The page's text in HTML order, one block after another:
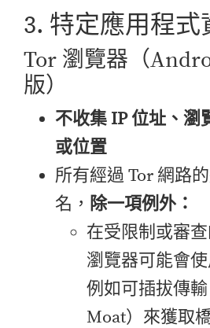
3. 特定應用程式
Tor 瀏覽器（
版）
不收集 IP 位址、瀏
或位置
所有經過 Tor 網路
名， 除一項例外：
在受限制或審
瀏覽器可能會
例如可插拔傳
Moat）來獲取